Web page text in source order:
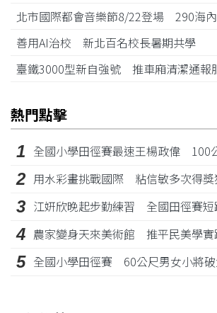
北市國際都會音樂節8/22登場 290海
善用AI治校 新北百名校長暑期共學
臺鐵3000型新自強號 推車廂清潔通報
熱門點擊
1 全國小學田徑賽最速王楊政偉 100
2 用水彩畫挑戰國際 粘信敏多次得獎
3 江姸欣晚起步勤練習 全國田徑賽短
4 農家變身天來美術館 推平民美學實
5 全國小學田徑賽 60公尺男女小將